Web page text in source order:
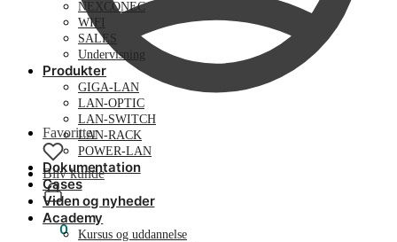
Favoritter
Bliv kunde
kr. 0
NEXCONEC
WIFI
SALES
Undervisning
Produkter
GIGA-LAN
LAN-OPTIC
LAN-SWITCH
LAN-RACK
POWER-LAN
Dokumentation
Cases
Viden og nyheder
Academy
Kursus og uddannelse